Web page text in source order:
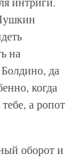
на
Болдино, да
когда
а ропот
оборот и